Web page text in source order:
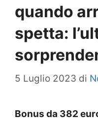
quando
spetta:
5 Luglio 2023 di
Bonus da 382